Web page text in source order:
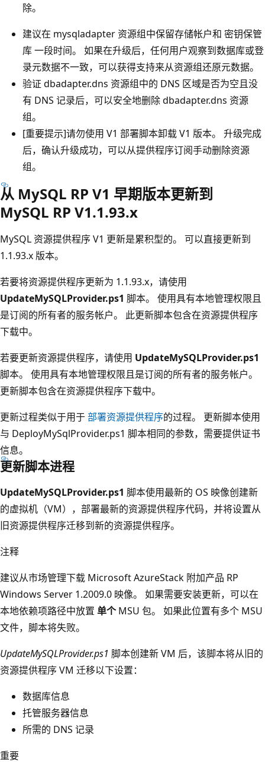
除。
建议在 mysqladapter 资源组中保留存储帐户和 密钥保管
库 一段时间。 如果在升级后，任何用户观察到数据库或登
录元数据不一致，可以获得支持来从资源组还原元数据。
验证 dbadapter.dns 资源组中的 DNS 区域是否为空且没
有 DNS 记录后，可以安全地删除 dbadapter.dns 资源
组。
[重要提示]请勿使用 V1 部署脚本卸载 V1 版本。 升级完成
后，确认升级成功，可以从提供程序订阅手动删除资源
组。
从 MySQL RP V1 早期版本更新到
MySQL RP V1.1.93.x
MySQL 资源提供程序 V1 更新是累积型的。 可以直接更新到
1.1.93.x 版本。
若要将资源提供程序更新为 1.1.93.x，请使用
UpdateMySQLProvider.ps1 脚本。 使用具有本地管理权限且
是订阅的所有者的服务帐户。 此更新脚本包含在资源提供程序
下载中。
若要更新资源提供程序，请使用 UpdateMySQLProvider.ps1
脚本。 使用具有本地管理权限且是订阅的所有者的服务帐户。
更新脚本包含在资源提供程序下载中。
更新过程类似于用于部署资源提供程序的过程。 更新脚本使用
与 DeployMySqlProvider.ps1 脚本相同的参数，需要提供证书
信息。
更新脚本进程
UpdateMySQLProvider.ps1 脚本使用最新的 OS 映像创建新
的虚拟机（VM），部署最新的资源提供程序代码，并将设置从
旧资源提供程序迁移到新的资源提供程序。
注释
建议从市场管理下载 Microsoft AzureStack 附加产品 RP
Windows Server 1.2009.0 映像。 如果需要安装更新，可以在
本地依赖项路径中放置 单个MSU 包。 如果此位置有多个 MSU
文件，脚本将失败。
UpdateMySQLProvider.ps1 脚本创建新 VM 后，该脚本将从旧的
资源提供程序 VM 迁移以下设置：
数据库信息
托管服务器信息
所需的 DNS 记录
重要